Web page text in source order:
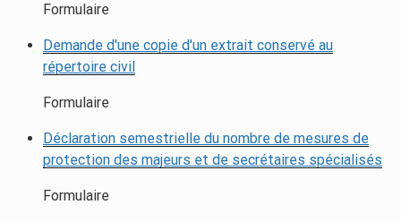
Formulaire
Demande d'une copie d'un extrait conservé au
répertoire civil
Formulaire
Déclaration semestrielle du nombre de mesures de
protection des majeurs et de secrétaires spécialisés
Formulaire